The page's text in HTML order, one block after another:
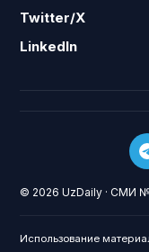
Twitter/X
LinkedIn
© 2026 UzDaily · СМИ
Использование